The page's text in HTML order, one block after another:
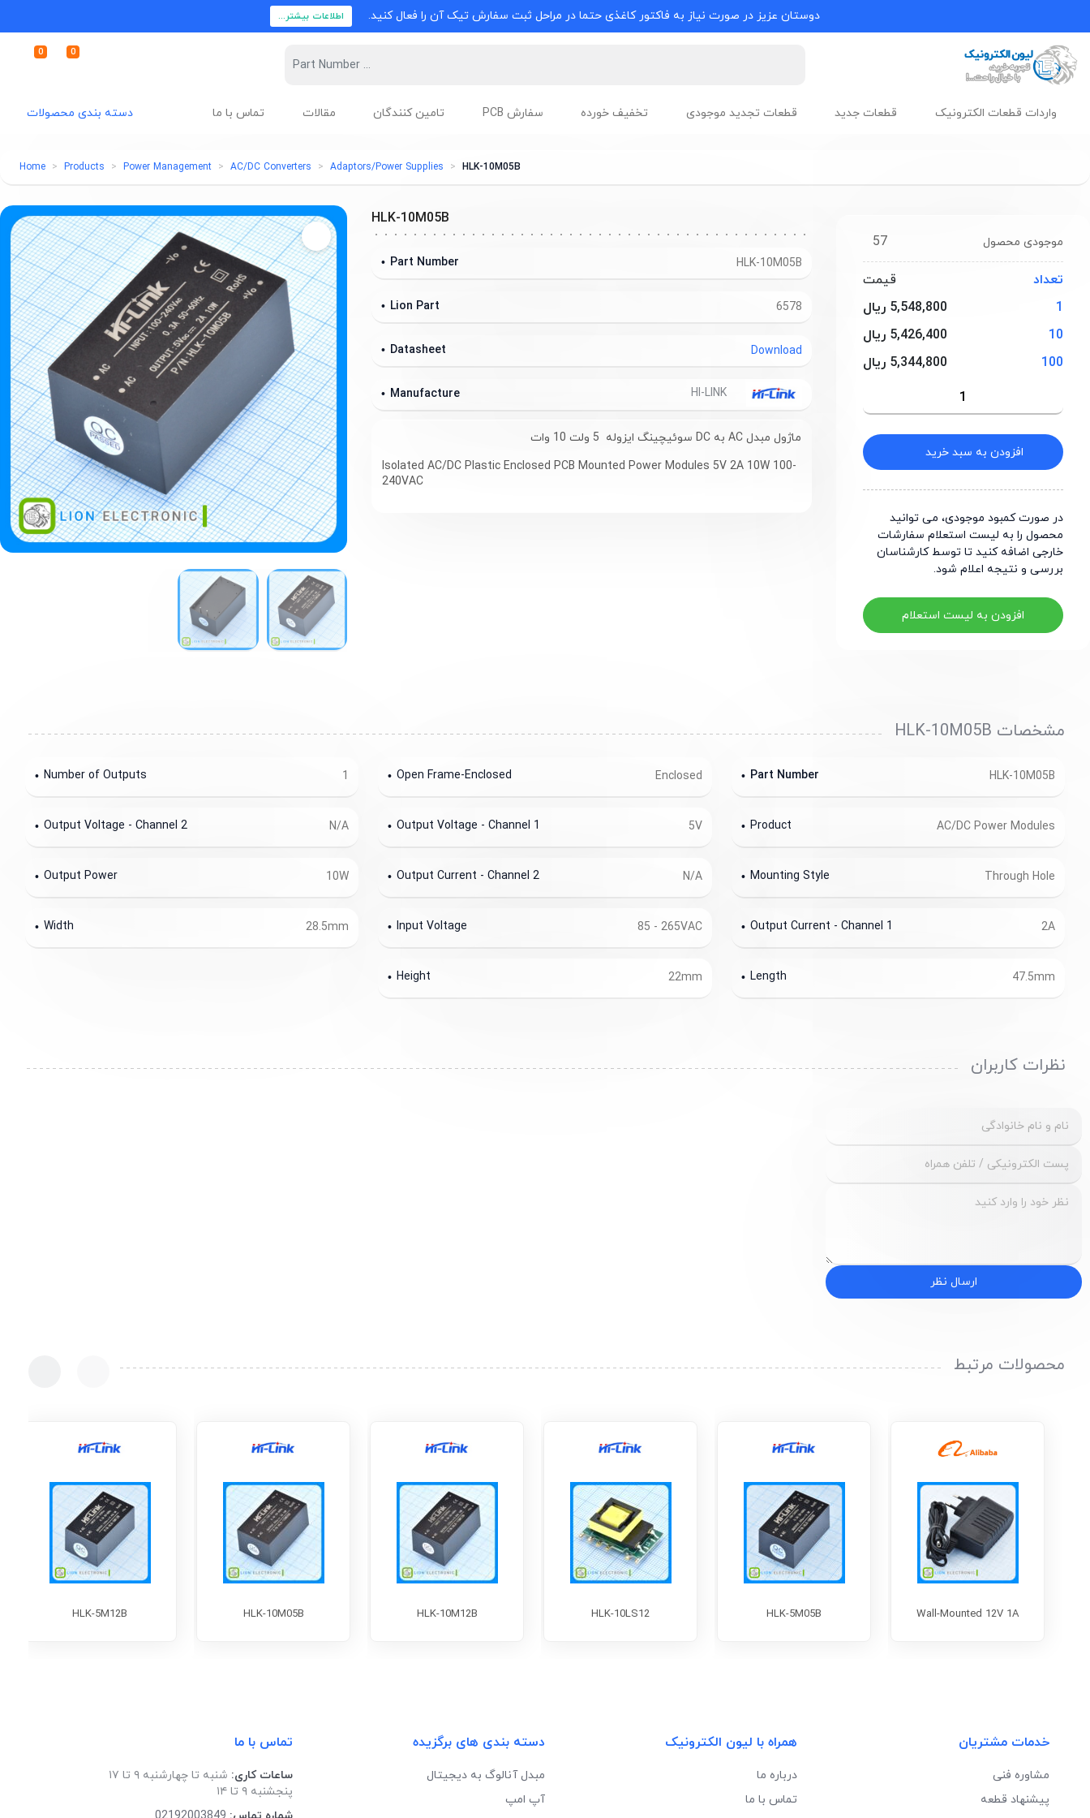
دوستان عزیز در صورت نیاز به فاکتور کاغذی حتما در مراحل ثبت سفارش تیک آن را فعال کنید. اطلاعات بیشتر...
0 0
دسته بندی محصولات واردات قطعات الکترونیک قطعات جدید قطعات تجدید موجودی تخفیف خورده سفارش PCB تامین کنندگان مقالات تماس با ما
Home Products Power Management AC/DC Converters Adaptors/Power Supplies HLK-10M05B
57 موجودی محصول
تعداد
قیمت
1
5,548,800 ریال
10
5,426,400 ریال
100
5,344,800 ریال
افزودن به سبد خرید
در صورت کمبود موجودی، می توانید
محصول را به لیست استعلام سفارشات
خارجی اضافه کنید تا توسط کارشناسان
بررسی و نتیجه اعلام شود.
افزودن به لیست استعلام
HLK-10M05B
HLK-10M05B
Part Number
6578
Lion Part
Download
Datasheet
Manufacture
ماژول مبدل AC به DC سوئیچینگ ایزوله 5 ولت 10 وات
Isolated AC/DC Plastic Enclosed PCB Mounted Power Modules 5V 2A 10W 100-
240VAC
مشخصات HLK-10M05B
HLK-10M05B
Part Number
Enclosed
Open Frame-Enclosed
1
Number of Outputs
AC/DC Power Modules
Product
5V
Output Voltage - Channel 1
N/A
Output Voltage - Channel 2
Through Hole
Mounting Style
N/A
Output Current - Channel 2
10W
Output Power
2A
Output Current - Channel 1
85 - 265VAC
Input Voltage
28.5mm
Width
47.5mm
Length
22mm
Height
نظرات کاربران
ارسال نظر
محصولات مرتبط
Wall-Mounted 12V 1A
HLK-5M05B
HLK-10LS12
HLK-10M12B
HLK-10M05B
HLK-5M12B
خدمات مشتریان
مشاوره فنی
پیشنهاد قطعه
همراه با لیون الکترونیک
درباره ما
تماس با ما
دسته بندی های برگزیده
مبدل آنالوگ به دیجیتال
آپ امپ
تماس با ما
ساعات کاری: شنبه تا چهارشنبه ۹ تا ۱۷
پنجشنبه ۹ تا ۱۴